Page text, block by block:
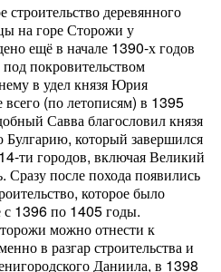
деревянного
на горе Сторожи у
ещё в начале 1390-х годов
покровительством
в удел князя Юрия
(по летописям) в 1395
Савва благословил князя
который завершился
ти городов, включая Великий
после похода появились
которое было
с 1396 по 1405 годы.
можно отнести к
в разгар строительства и
Даниила, в 1398